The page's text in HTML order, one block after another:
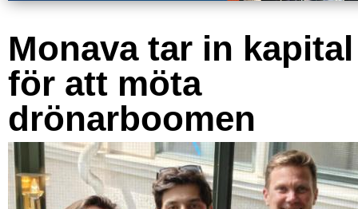
Monava tar in kapital
för att möta
drönarboomen